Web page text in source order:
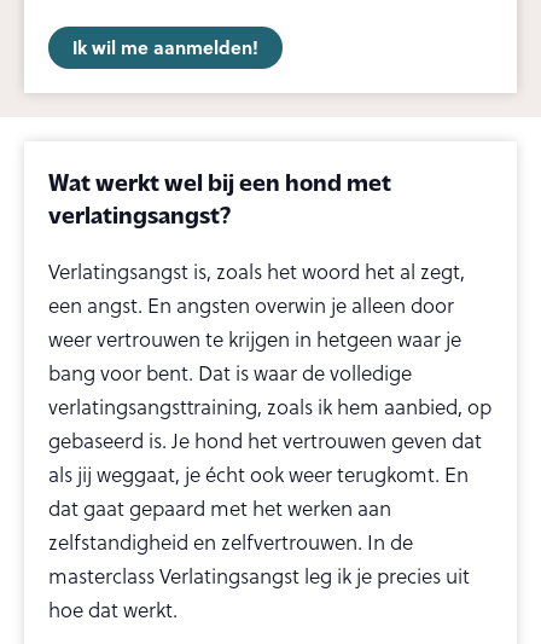
Ik wil me aanmelden!
Wat werkt wel bij een hond met
verlatingsangst?
Verlatingsangst is, zoals het woord het al zegt,
een angst. En angsten overwin je alleen door
weer vertrouwen te krijgen in hetgeen waar je
bang voor bent. Dat is waar de volledige
verlatingsangsttraining, zoals ik hem aanbied, op
gebaseerd is. Je hond het vertrouwen geven dat
als jij weggaat, je écht ook weer terugkomt. En
dat gaat gepaard met het werken aan
zelfstandigheid en zelfvertrouwen. In de
masterclass Verlatingsangst leg ik je precies uit
hoe dat werkt.